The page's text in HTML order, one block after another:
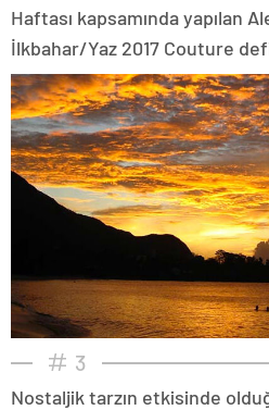
Haftası kapsamında yapılan
İlkbahar/Yaz 2017 Couture
3
Nostaljik tarzın etkisinde